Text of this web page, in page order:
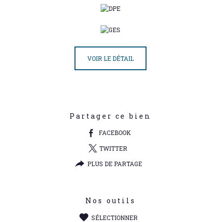
VOIR LE DÉTAIL
Partager ce bien
FACEBOOK
TWITTER
PLUS DE PARTAGE
Nos outils
SÉLECTIONNER